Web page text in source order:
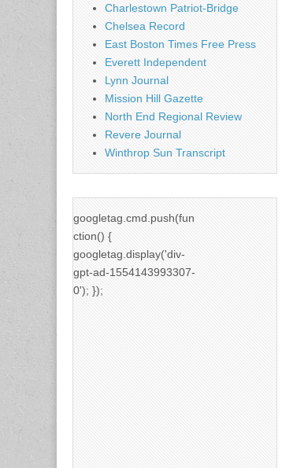
Charlestown Patriot-Bridge
Chelsea Record
East Boston Times Free Press
Everett Independent
Lynn Journal
Mission Hill Gazette
North End Regional Review
Revere Journal
Winthrop Sun Transcript
googletag.cmd.push(fun
ction() {
googletag.display('div-
gpt-ad-1554143993307-
0'); });